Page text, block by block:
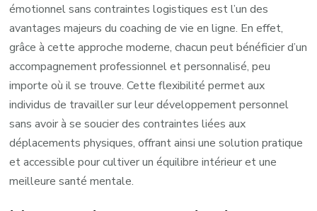
émotionnel sans contraintes logistiques est l’un des
avantages majeurs du coaching de vie en ligne. En effet,
grâce à cette approche moderne, chacun peut bénéficier d’un
accompagnement professionnel et personnalisé, peu
importe où il se trouve. Cette flexibilité permet aux
individus de travailler sur leur développement personnel
sans avoir à se soucier des contraintes liées aux
déplacements physiques, offrant ainsi une solution pratique
et accessible pour cultiver un équilibre intérieur et une
meilleure santé mentale.